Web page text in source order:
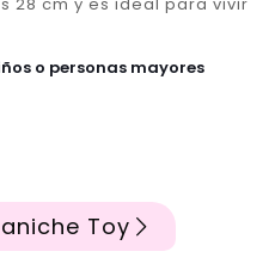
o personas mayores
Toy